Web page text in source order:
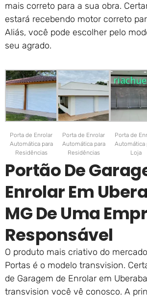
mais correto para a sua obra.
estará recebendo motor correto
Aliás, você pode escolher pelo
seu agrado.
Porta de Enrolar
Automática para
Residências
Porta de Enrolar
Automática para
Residências
Porta de
Automática
Loja
Portão De
Enrolar Em
MG De Uma
Responsável
O produto mais criativo do
Portas é o modelo transvision.
de Garagem de Enrolar em
transvision você vê conosco. A